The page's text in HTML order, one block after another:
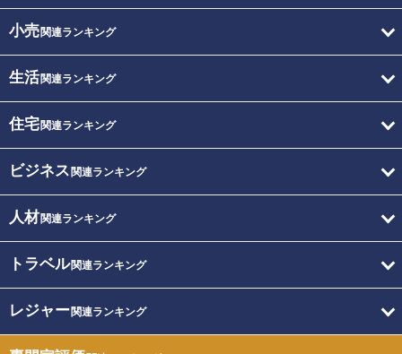
小売関連ランキング
生活関連ランキング
住宅関連ランキング
ビジネス 関連ランキング
人材関連ランキング
トラベル関連ランキング
レジャー関連ランキング